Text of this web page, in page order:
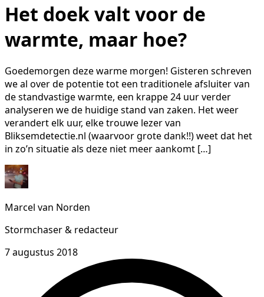
Het doek valt voor de
warmte, maar hoe?
Goedemorgen deze warme morgen! Gisteren schreven
we al over de potentie tot een traditionele afsluiter van
de standvastige warmte, een krappe 24 uur verder
analyseren we de huidige stand van zaken. Het weer
verandert elk uur, elke trouwe lezer van
Bliksemdetectie.nl (waarvoor grote dank!!) weet dat het
in zo’n situatie als deze niet meer aankomt […]
Marcel van Norden
Stormchaser & redacteur
7 augustus 2018